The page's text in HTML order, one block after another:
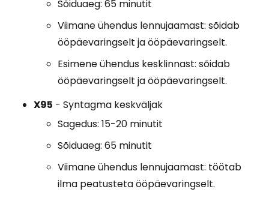
Sõiduaeg: 65 minutit
Viimane ühendus lennujaamast: sõidab
ööpäevaringselt ja ööpäevaringselt.
Esimene ühendus kesklinnast: sõidab
ööpäevaringselt ja ööpäevaringselt.
X95 - Syntagma keskväljak
Sagedus: 15-20 minutit
Sõiduaeg: 65 minutit
Viimane ühendus lennujaamast: töötab
ilma peatusteta ööpäevaringselt.